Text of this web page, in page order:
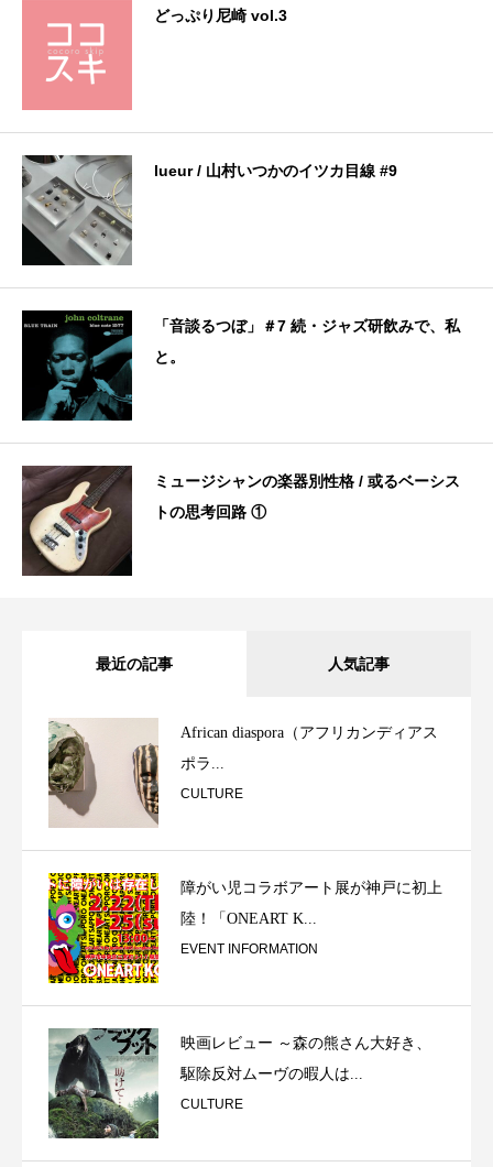
どっぷり尼崎 vol.3
lueur / 山村いつかのイツカ目線 #9
「音談るつぼ」＃7 続・ジャズ研飲みで、私
と。
ミュージシャンの楽器別性格 / 或るベーシス
トの思考回路 ①
最近の記事 人気記事
African diaspora（アフリカンディアス
ポラ...
CULTURE
障がい児コラボアート展が神戸に初上
陸！「ONEART K...
EVENT INFORMATION
映画レビュー ～森の熊さん大好き、
駆除反対ムーヴの暇人は...
CULTURE